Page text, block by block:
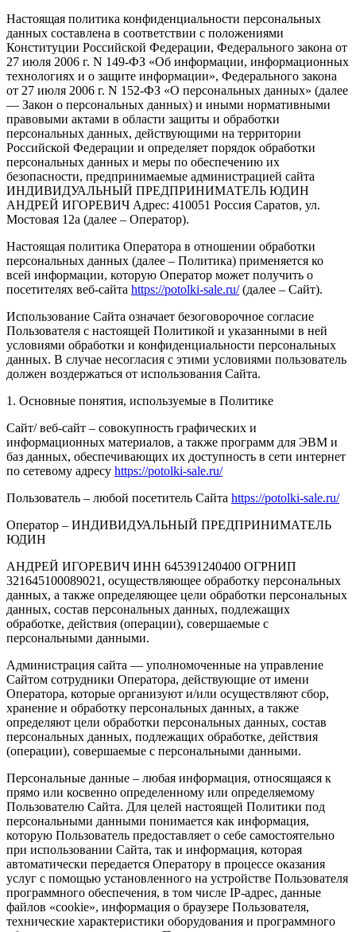
Настоящая политика конфиденциальности персональных
данных составлена в соответствии с положениями
Конституции Российской Федерации, Федерального закона от
27 июля 2006 г. N 149-ФЗ «Об информации, информационных
технологиях и о защите информации», Федерального закона
от 27 июля 2006 г. N 152-ФЗ «О персональных данных» (далее
— Закон о персональных данных) и иными нормативными
правовыми актами в области защиты и обработки
персональных данных, действующими на территории
Российской Федерации и определяет порядок обработки
персональных данных и меры по обеспечению их
безопасности, предпринимаемые администрацией сайта
ИНДИВИДУАЛЬНЫЙ ПРЕДПРИНИМАТЕЛЬ ЮДИН
АНДРЕЙ ИГОРЕВИЧ Адрес: 410051 Россия Саратов, ул.
Мостовая 12а (далее – Оператор).
Настоящая политика Оператора в отношении обработки
персональных данных (далее – Политика) применяется ко
всей информации, которую Оператор может получить о
посетителях веб-сайта https://potolki-sale.ru/(далее – Сайт).
Использование Сайта означает безоговорочное согласие
Пользователя с настоящей Политикой и указанными в ней
условиями обработки и конфиденциальности персональных
данных. В случае несогласия с этими условиями пользователь
должен воздержаться от использования Сайта.
1. Основные понятия, используемые в Политике
Сайт/ веб-сайт – совокупность графических и
информационных материалов, а также программ для ЭВМ и
баз данных, обеспечивающих их доступность в сети интернет
по сетевому адресу https://potolki-sale.ru/
Пользователь – любой посетитель Сайта https://potolki-sale.ru/
Оператор – ИНДИВИДУАЛЬНЫЙ ПРЕДПРИНИМАТЕЛЬ
ЮДИН
АНДРЕЙ ИГОРЕВИЧ ИНН 645391240400 ОГРНИП
321645100089021, осуществляющее обработку персональных
данных, а также определяющее цели обработки персональных
данных, состав персональных данных, подлежащих
обработке, действия (операции), совершаемые с
персональными данными.
Администрация сайта — уполномоченные на управление
Сайтом сотрудники Оператора, действующие от имени
Оператора, которые организуют и/или осуществляют сбор,
хранение и обработку персональных данных, а также
определяют цели обработки персональных данных, состав
персональных данных, подлежащих обработке, действия
(операции), совершаемые с персональными данными.
Персональные данные – любая информация, относящаяся к
прямо или косвенно определенному или определяемому
Пользователю Сайта. Для целей настоящей Политики под
персональными данными понимается как информация,
которую Пользователь предоставляет о себе самостоятельно
при использовании Сайта, так и информация, которая
автоматически передается Оператору в процессе оказания
услуг с помощью установленного на устройстве Пользователя
программного обеспечения, в том числе IP-адрес, данные
файлов «cookie», информация о браузере Пользователя,
технические характеристики оборудования и программного